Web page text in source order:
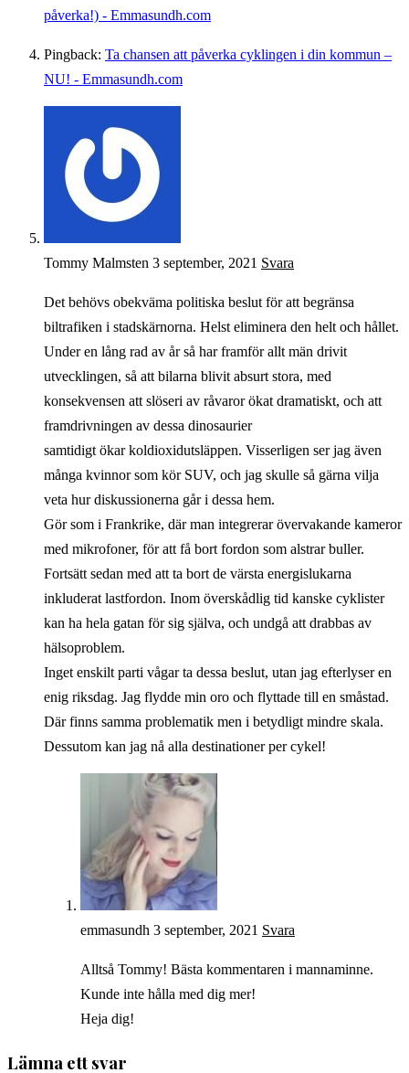
påverka!) - Emmasundh.com
Pingback: Ta chansen att påverka cyklingen i din kommun –
NU! - Emmasundh.com
Tommy Malmsten 3 september, 2021 Svara
Det behövs obekväma politiska beslut för att begränsa
biltrafiken i stadskärnorna. Helst eliminera den helt och hållet.
Under en lång rad av år så har framför allt män drivit
utvecklingen, så att bilarna blivit absurt stora, med
konsekvensen att slöseri av råvaror ökat dramatiskt, och att
framdrivningen av dessa dinosaurier
samtidigt ökar koldioxidutsläppen. Visserligen ser jag även
många kvinnor som kör SUV, och jag skulle så gärna vilja
veta hur diskussionerna går i dessa hem.
Gör som i Frankrike, där man integrerar övervakande kameror
med mikrofoner, för att få bort fordon som alstrar buller.
Fortsätt sedan med att ta bort de värsta energislukarna
inkluderat lastfordon. Inom överskådlig tid kanske cyklister
kan ha hela gatan för sig själva, och undgå att drabbas av
hälsoproblem.
Inget enskilt parti vågar ta dessa beslut, utan jag efterlyser en
enig riksdag. Jag flydde min oro och flyttade till en småstad.
Där finns samma problematik men i betydligt mindre skala.
Dessutom kan jag nå alla destinationer per cykel!
emmasundh 3 september, 2021 Svara
Alltså Tommy! Bästa kommentaren i mannaminne.
Kunde inte hålla med dig mer!
Heja dig!
Lämna ett svar